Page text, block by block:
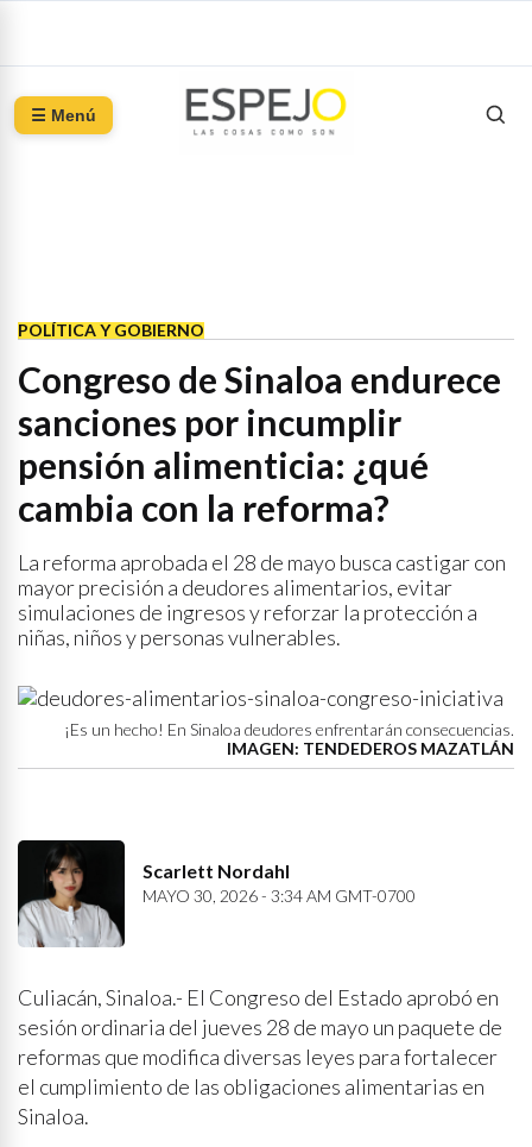
☰ Menú
POLÍTICA Y GOBIERNO
Congreso de Sinaloa endurece
sanciones por incumplir
pensión alimenticia: ¿qué
cambia con la reforma?
La reforma aprobada el 28 de mayo busca castigar con
mayor precisión a deudores alimentarios, evitar
simulaciones de ingresos y reforzar la protección a
niñas, niños y personas vulnerables.
¡Es un hecho! En Sinaloa deudores enfrentarán consecuencias.
IMAGEN: TENDEDEROS MAZATLÁN
Scarlett Nordahl
MAYO 30, 2026 - 3:34 AM GMT-0700
Culiacán, Sinaloa.- El Congreso del Estado aprobó en
sesión ordinaria del jueves 28 de mayo un paquete de
reformas que modifica diversas leyes para fortalecer
el cumplimiento de las obligaciones alimentarias en
Sinaloa.